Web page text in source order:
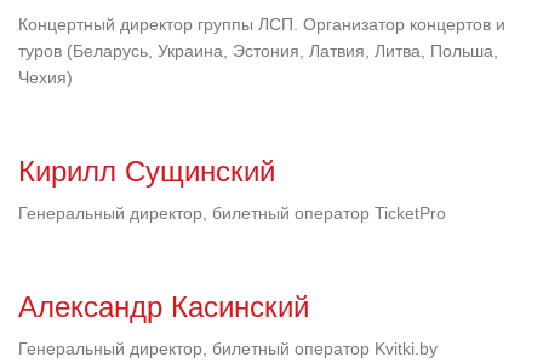
Концертный директор группы ЛСП. Организатор концертов и
туров (Беларусь, Украина, Эстония, Латвия, Литва, Польша,
Чехия)
Кирилл Сущинский
Генеральный директор, билетный оператор TicketPro
Александр Касинский
Генеральный директор, билетный оператор Kvitki.by